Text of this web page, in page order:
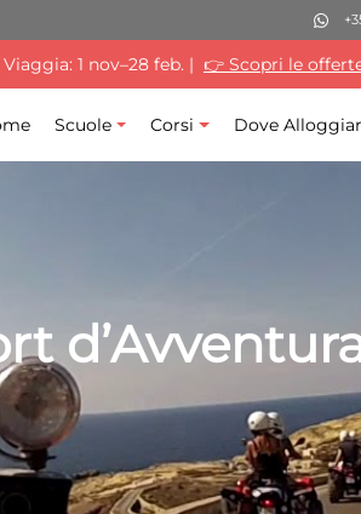
1 nov–28 feb. | 👉 Scopri le
Scuole Corsi Dove